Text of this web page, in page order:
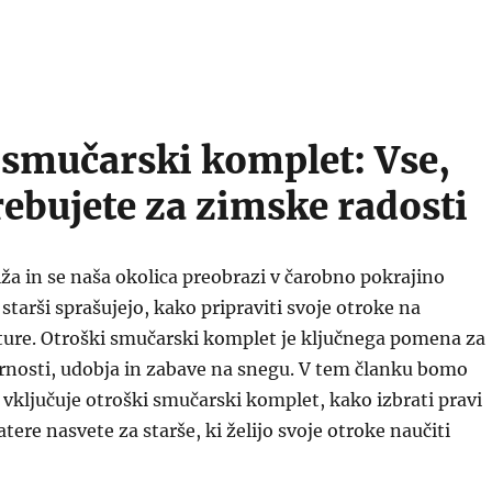
komplet: Vse,
za zimske radosti
in se naša okolica preobrazi v čarobno pokrajino
sprašujejo, kako pripraviti svoje otroke na
Otroški smučarski komplet je ključnega pomena za
udobja in zabave na snegu. V tem članku bomo
vključuje otroški smučarski komplet, kako izbrati pravi
nasvete za starše, ki želijo svoje otroke naučiti